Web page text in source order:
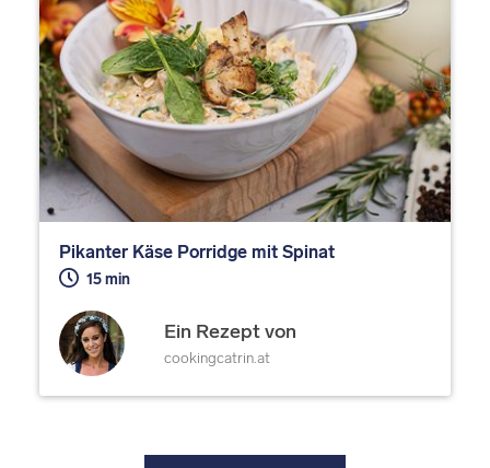
Pikanter Käse Porridge mit Spinat
15 min
Ein Rezept von
cookingcatrin.at